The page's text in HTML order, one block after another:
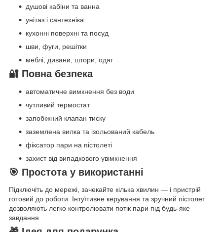
душові кабіни та ванна
унітаз і сантехніка
кухонні поверхні та посуд
шви, фуги, решітки
меблі, дивани, штори, одяг
🔐 Повна безпека
автоматичне вимкнення без води
чутливий термостат
запобіжний клапан тиску
заземлена вилка та ізольований кабель
фіксатор пари на пістолеті
захист від випадкового увімкнення
🎯 Простота у використанні
Підключіть до мережі, зачекайте кілька хвилин — і пристрій
готовий до роботи. Інтуїтивне керування та зручний пістолет
дозволяють легко контролювати потік пари під будь-яке
завдання.